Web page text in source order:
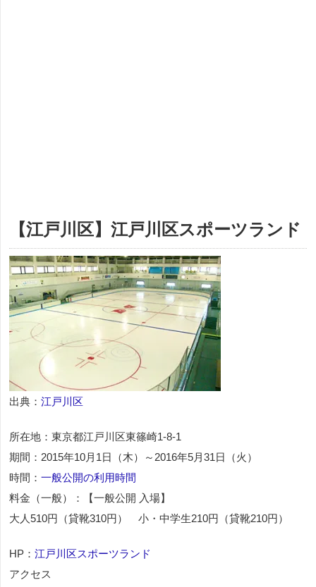
【江戸川区】江戸川区スポーツランド
出典： 江戸川区
所在地：東京都江戸川区東篠崎1-8-1
期間：2015年10月1日（木）～2016年5月31日（火）
時間： 一般公開の利用時間
料金（一般）：【一般公開 入場】
大人510円（貸靴310円） 小・中学生210円（貸靴210円）
HP： 江戸川区スポーツランド
アクセス